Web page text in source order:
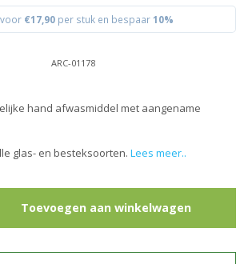
€17,90per stuk en bespaar 10%
ARC-01178
hand afwasmiddel met aangename
glas- en besteksoorten. Lees meer..
Toevoegen aan winkelwagen